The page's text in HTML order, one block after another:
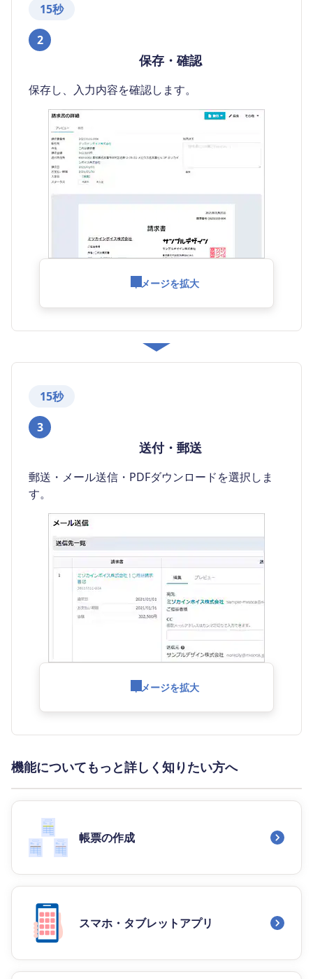
15秒
2
保存・確認
保存し、入力内容を確認します。
イメージを拡大
15秒
3
送付・郵送
郵送・メール送信・PDFダウンロードを選択しま
す。
イメージを拡大
機能についてもっと詳しく知りたい方へ
帳票の作成
スマホ・タブレットアプリ